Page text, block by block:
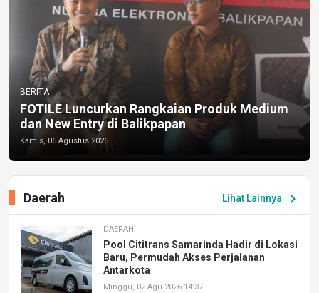
BERITA
FOTILE Luncurkan Rangkaian Produk Medium
dan New Entry di Balikpapan
Kamis, 06 Agustus 2026
Lihat Lainnya chevron_right
Daerah
DAERAH
Pool Cititrans Samarinda Hadir di Lokasi
Baru, Permudah Akses Perjalanan
Antarkota
Minggu, 02 Agu 2026 14:37